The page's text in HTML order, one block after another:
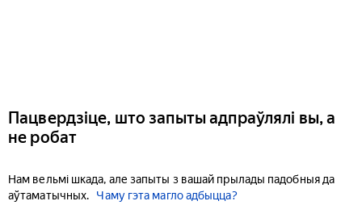
Пацвердзіце, што запыты адпраўлялі вы, а
не робат
Нам вельмі шкада, але запыты з вашай прылады падобныя да
аўтаматычных.
Чаму гэта магло адбыцца?